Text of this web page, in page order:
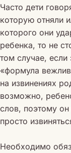
Часто дети
которую отняли
которого они
ребенка, то не
том случае, если
«формула
на извинениях
возможно,
слов, поэтому он
просто
Необходимо